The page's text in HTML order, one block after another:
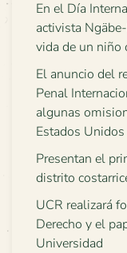
En el Día
activista
vida de un niño
El anuncio del
Penal
algunas
Estados Unidos
Presentan el
distrito
UCR realizará
Derecho y el
Universidad